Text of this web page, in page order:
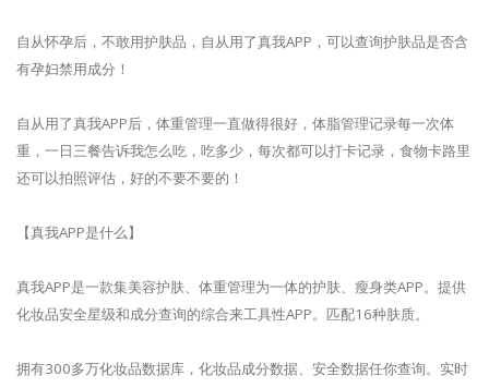
自从怀孕后，不敢用护肤品，自从用了真我APP，可以查询护肤品是否含
有孕妇禁用成分！
自从用了真我APP后，体重管理一直做得很好，体脂管理记录每一次体
重，一日三餐告诉我怎么吃，吃多少，每次都可以打卡记录，食物卡路里
还可以拍照评估，好的不要不要的！
【真我APP是什么】
真我APP是一款集美容护肤、体重管理为一体的护肤、瘦身类APP。提供
化妆品安全星级和成分查询的综合来工具性APP。匹配16种肤质。
拥有300多万化妆品数据库，化妆品成分数据、安全数据任你查询。实时